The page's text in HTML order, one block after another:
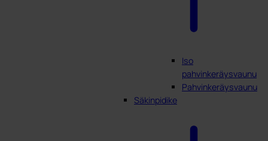
Iso
pahvinkeräysvaunu
Pahvinkeräysvaunu
Säkinpidike